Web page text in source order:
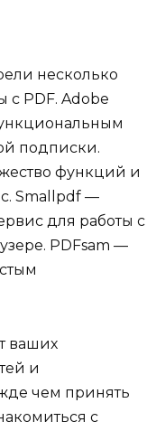
несколько
с PDF. Adobe
подписки.
функций и
Smallpdf —
для работы с
PDFsam —
ваших
и
чем принять
с